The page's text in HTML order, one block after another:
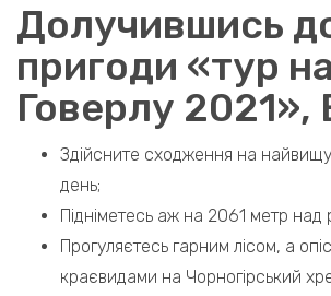
Долучившись
пригоди «тур на
Говерлу 2021»,
Здійсните сходження на найвищу
день;
Підніметесь аж на 2061 метр над
Прогуляєтесь гарним лісом, а
краєвидами на Чорногірський